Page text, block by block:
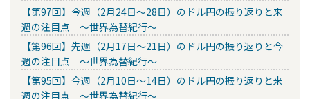
【第97回】今週（2月24日～28日）のドル円の振り返りと来
週の注目点 ～世界為替紀行～
【第96回】先週（2月17日～21日）のドル円の振り返りと今
週の注目点 ～世界為替紀行～
【第95回】今週（2月10日～14日）のドル円の振り返りと来
週の注目点 ～世界為替紀行～